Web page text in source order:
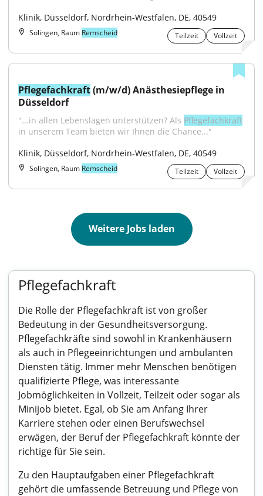
Klinik, Düsseldorf, Nordrhein-Westfalen, DE, 40549
Solingen, Raum Remscheid Teilzeit Vollzeit
Pflegefachkraft (m/w/d) Anästhesiepflege in
Düsseldorf
"...in allen Lebenslagen unterstützen? Als Pflegefachkraft
in unserem Team bieten wir Ihnen die Chance..."
Klinik, Düsseldorf, Nordrhein-Westfalen, DE, 40549
Solingen, Raum Remscheid Teilzeit Vollzeit
Weitere Jobs laden
Pflegefachkraft
Die Rolle der Pflegefachkraft ist von großer
Bedeutung in der Gesundheitsversorgung.
Pflegefachkräfte sind sowohl in Krankenhäusern
als auch in Pflegeeinrichtungen und ambulanten
Diensten tätig. Immer mehr Menschen benötigen
qualifizierte Pflege, was interessante
Jobmöglichkeiten in Vollzeit, Teilzeit oder sogar als
Minijob bietet. Egal, ob Sie am Anfang Ihrer
Karriere stehen oder einen Berufswechsel
erwägen, der Beruf der Pflegefachkraft könnte der
richtige für Sie sein.
Zu den Hauptaufgaben einer Pflegefachkraft
gehört die umfassende Betreuung und Pflege von